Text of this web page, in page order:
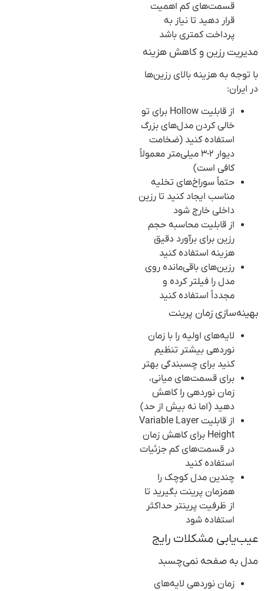
قسمت‌های کم اهمیت
قرار دهید تا نیاز به
پرداخت کمتری باشد
مدیریت رزین و کاهش هزینه
با توجه به هزینه بالای رزین‌ها
در ایران:
از قابلیت Hollow برای تو
خالی کردن مدل‌های بزرگ
استفاده کنید (ضخامت
دیوار ۲-۳ میلی‌متر معمولاً
کافی است)
حتماً سوراخ‌های تخلیه
مناسب ایجاد کنید تا رزین
داخلی خارج شود
از قابلیت محاسبه حجم
رزین برای برآورد دقیق
هزینه استفاده کنید
رزین‌های باقی‌مانده روی
مدل را فیلتر کرده و
مجدداً استفاده کنید
بهینه‌سازی زمان پرینت
لایه‌های اولیه را با زمان
نوردهی بیشتر تنظیم
کنید برای چسبندگی بهتر
برای قسمت‌های میانی،
زمان نوردهی را کاهش
دهید (اما نه بیش از حد)
از قابلیت Variable Layer
Height برای کاهش زمان
در قسمت‌های کم جزئیات
استفاده کنید
چندین مدل کوچک را
همزمان پرینت بگیرید تا
از ظرفیت پرینتر حداکثر
استفاده شود
عیب‌یابی مشکلات رایج
مدل به صفحه نمی‌چسبد
زمان نوردهی لایه‌های